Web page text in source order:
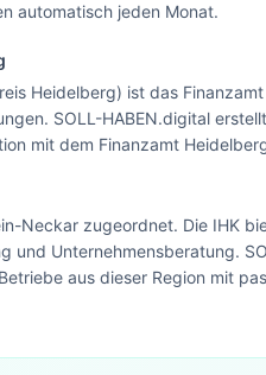
automatisch jeden Monat.
Heidelberg) ist das
SOLL-HABEN.digital
mit dem Finanzamt
Neckar zugeordnet. Die IHK
und Unternehmensberatung.
aus dieser Region mit